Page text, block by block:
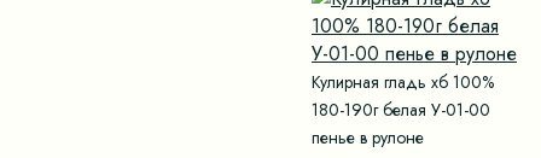
Кулирная гладь хб 100%
180-190г белая У-01-00
пенье в рулоне